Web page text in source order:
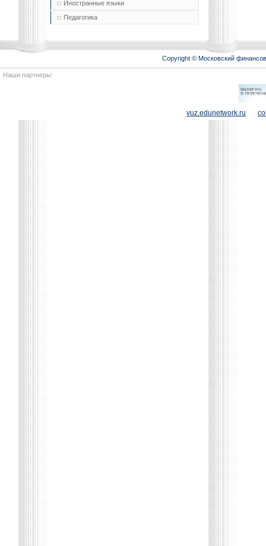
Иностранные языки
Педагогика
Copyright © Московский
Наши партнеры:
vuz.edunetwork.ru